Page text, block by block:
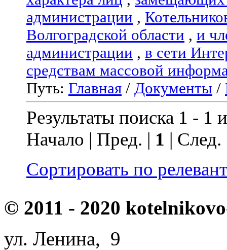
администрации ,
Волгоградской области , и
администрации , в сети
средствам массовой
Путь: Главная / Документы /
Результаты поиска 1 - 1
Начало | Пред. | 1 |
Сортировать по
© 2011 - 2020
ул. Ленина, 9